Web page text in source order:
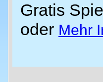
Gratis
oder Mehr